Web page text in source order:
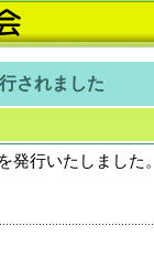
されました
発行いたしました。